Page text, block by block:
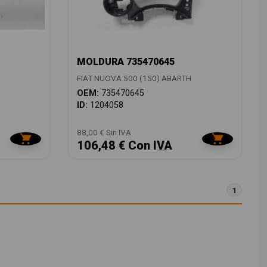
MOLDURA 735470645
FIAT NUOVA 500 (150) ABARTH
OEM: 735470645
ID: 1204058
88,00 € Sin IVA
106,48 € Con IVA
1